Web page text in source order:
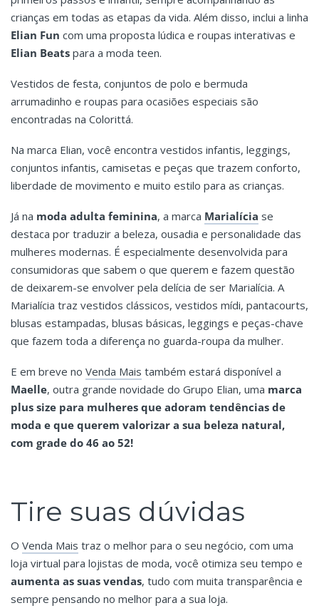
crianças em todas as etapas da vida. Além disso, inclui a linha
Elian Fun com uma proposta lúdica e roupas interativas e
Elian Beats para a moda teen.
Vestidos de festa, conjuntos de polo e bermuda
arrumadinho e roupas para ocasiões especiais são
encontradas na Colorittá.
Na marca Elian, você encontra vestidos infantis, leggings,
conjuntos infantis, camisetas e peças que trazem conforto,
liberdade de movimento e muito estilo para as crianças.
Já na moda adulta feminina, a marca Marialícia se
destaca por traduzir a beleza, ousadia e personalidade das
mulheres modernas. É especialmente desenvolvida para
consumidoras que sabem o que querem e fazem questão
de deixarem-se envolver pela delícia de ser Marialícia. A
Marialícia traz vestidos clássicos, vestidos mídi, pantacourts,
blusas estampadas, blusas básicas, leggings e peças-chave
que fazem toda a diferença no guarda-roupa da mulher.
E em breve no Venda Mais também estará disponível a
Maelle, outra grande novidade do Grupo Elian, uma marca
plus size para mulheres que adoram tendências de
moda e que querem valorizar a sua beleza natural,
com grade do 46 ao 52!
Tire suas dúvidas
O Venda Mais traz o melhor para o seu negócio, com uma
loja virtual para lojistas de moda, você otimiza seu tempo e
aumenta as suas vendas, tudo com muita transparência e
sempre pensando no melhor para a sua loja.